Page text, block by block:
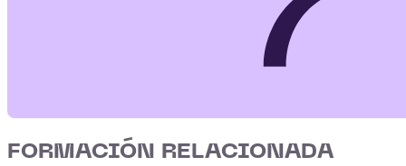
FORMACIÓN RELACIONADA